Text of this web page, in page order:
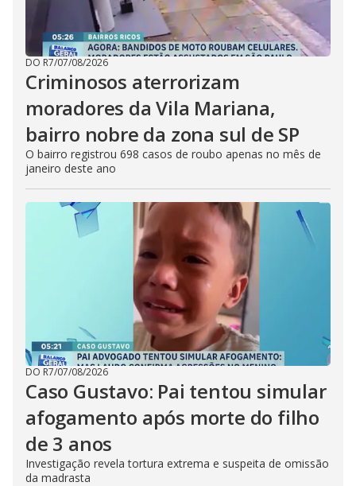
DO R7/07/08/2026
Criminosos aterrorizam
moradores da Vila Mariana,
bairro nobre da zona sul de SP
O bairro registrou 698 casos de roubo apenas no mês de
janeiro deste ano
DO R7/07/08/2026
Caso Gustavo: Pai tentou simular
afogamento após morte do filho
de 3 anos
Investigação revela tortura extrema e suspeita de omissão
da madrasta